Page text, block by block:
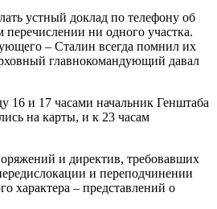
устный доклад по телефону об
ни одного участка.
– Сталин всегда помнил их
главнокомандующий давал
16 и 17 часами начальник Генштаба
на карты, и к 23 часам
и директив, требовавших
и переподчинении
характера – представлений о